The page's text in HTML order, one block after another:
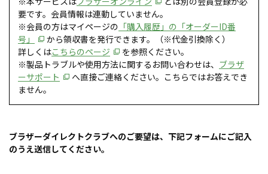
要です。会員情報は連動していません。
※会員の方はマイページの 「購入履歴」の「オーダーID番
号」
から領収書を発行できます。（※代金引換除く）
詳しくはこちらのページ
を参照ください。
※製品トラブルや使用方法に関するお問い合わせは、 ブラザ
ーサポート
へ直接ご連絡ください。こちらではお答えでき
ません。
ブラザーダイレクトクラブへのご要望は、下記フォームにご記入
のうえ送信してください。